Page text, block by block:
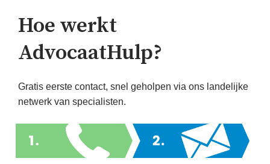
Hoe werkt
AdvocaatHulp?
Gratis eerste contact, snel geholpen via ons landelijke
netwerk van specialisten.